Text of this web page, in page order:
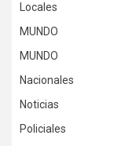
Locales
MUNDO
MUNDO
Nacionales
Noticias
Policiales